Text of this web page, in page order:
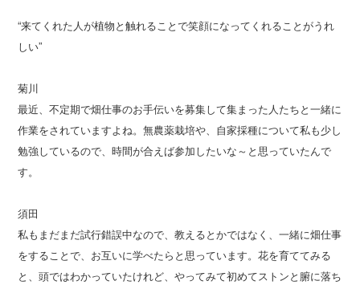
“来てくれた人が植物と触れることで笑顔になってくれることがうれ
しい”
菊川
最近、不定期で畑仕事のお手伝いを募集して集まった人たちと一緒に
作業をされていますよね。無農薬栽培や、自家採種について私も少し
勉強しているので、時間が合えば参加したいな～と思っていたんで
す。
須田
私もまだまだ試行錯誤中なので、教えるとかではなく、一緒に畑仕事
をすることで、お互いに学べたらと思っています。花を育ててみる
と、頭ではわかっていたけれど、やってみて初めてストンと腑に落ち